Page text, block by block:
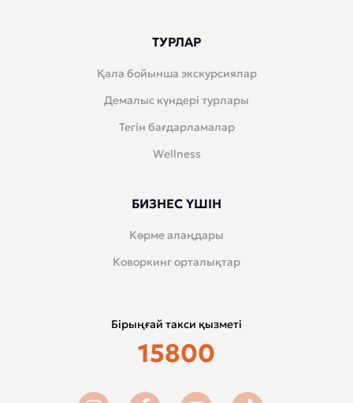
ТУРЛАР
Қала бойынша экскурсиялар
Демалыс күндері турлары
Тегін бағдарламалар
Wellness
БИЗНЕС ҮШІН
Көрме алаңдары
Коворкинг орталықтар
Бірыңғай такси қызметі
15800